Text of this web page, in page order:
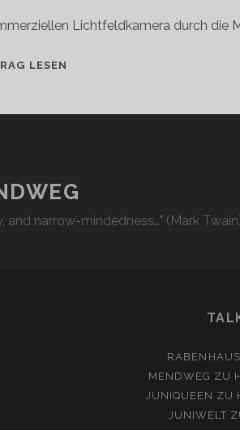
Lichtfeldkamera durch die
LESEN
narrow-mindedness…" (Mark
RABENHAUS
MENDWEG ZU
JUNIQUEEN ZU
JUNIWELT